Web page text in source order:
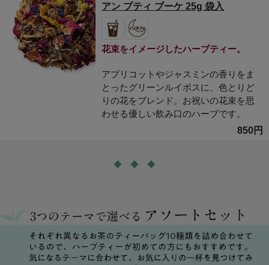
アン プティ ブーケ 25g 袋入
花束をイメージしたハーブティー。
アプリコットやジャスミンの香りをま
とったグリーンルイボスに、色とりど
りの花をブレンド。お祝いの花束を思
わせる優しい飲み口のハーブです。
850円
◆ ◆ ◆